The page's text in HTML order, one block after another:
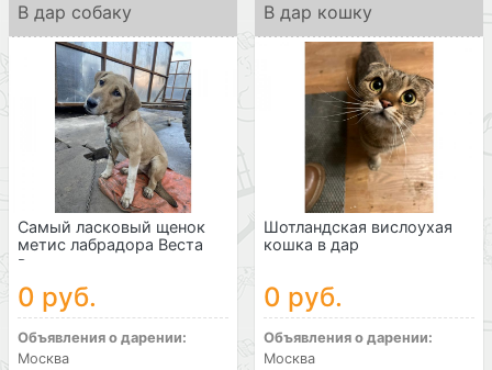
В дар собаку
Самый ласковый щенок
метис лабрадора Веста
в...
0 руб.
Объявления о дарении:
Москва
В дар кошку
Шотландская вислоухая
кошка в дар
0 руб.
Объявления о дарении:
Москва